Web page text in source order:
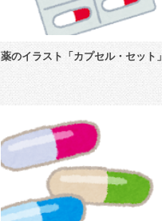
薬のイラスト「カプセル・セット」